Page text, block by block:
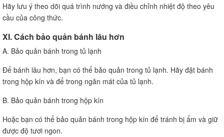
Hãy lưu ý theo dõi quá trình nướng và điều chỉnh nhiệt độ theo yêu
cầu của công thức.
XI. Cách bảo quản bánh lâu hơn
A. Bảo quản bánh trong tủ lạnh
Để bánh lâu hơn, bạn có thể bảo quản trong tủ lạnh. Hãy đặt bánh
trong hộp kín và để trong ngăn mát của tủ lạnh.
B. Bảo quản bánh trong hộp kín
Hoặc bạn có thể bảo quản bánh trong hộp kín để tránh bị ẩm và giữ
được độ tươi ngon.